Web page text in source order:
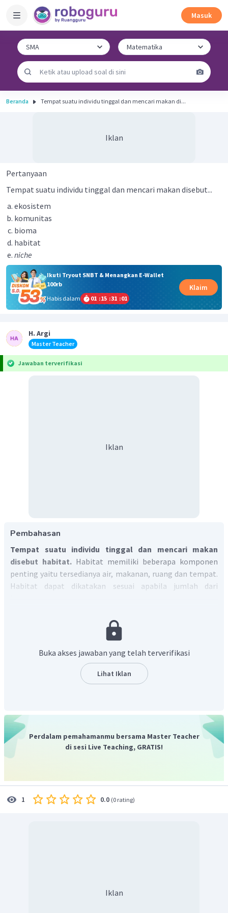
Masuk
Beranda Tempat suatu individu tinggal dan mencari makan di...
Iklan
Pertanyaan
Tempat suatu individu tinggal dan mencari makan disebut...
ekosistem
komunitas
bioma
habitat
niche
Ikuti Tryout SNBT & Menangkan E-Wallet
100rb
Habis dalam
01 :15 :31 :01
Klaim
H. Argi
Master Teacher
Jawaban terverifikasi
Iklan
Pembahasan
Tempat suatu individu tinggal dan mencari makan
disebut habitat. Habitat memiliki beberapa komponen
penting yaitu tersedianya air, makanan, ruang dan tempat.
Habitat dapat dikatakan sesuai apabila jumlah dari
untuk soal ini adalah D.
Buka akses jawaban yang telah terverifikasi
Lihat Iklan
Perdalam pemahamanmu bersama Master Teacher
di sesi Live Teaching, GRATIS!
1 0.0 (0 rating)
Iklan